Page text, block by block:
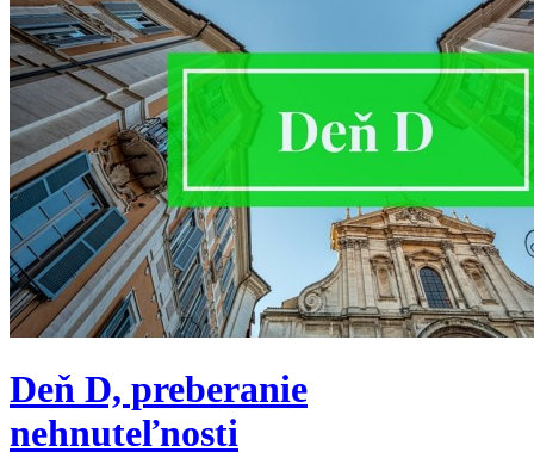
Deň D, preberanie
nehnuteľnosti